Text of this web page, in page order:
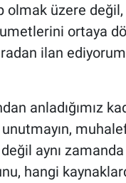
olmak üzere
ortaya
ilan
anladığımız
aynı zamanda
hangi